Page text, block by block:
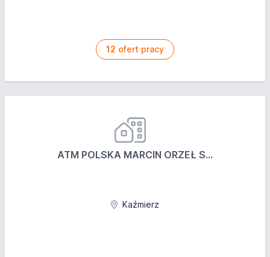
12 ofert pracy
ATM POLSKA MARCIN ORZEŁ S...
Kaźmierz